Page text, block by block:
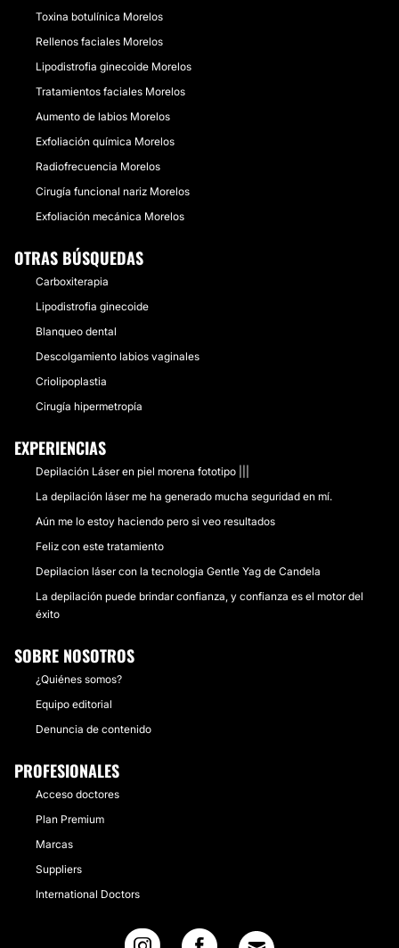
Toxina botulínica Morelos
Rellenos faciales Morelos
Lipodistrofia ginecoide Morelos
Tratamientos faciales Morelos
Aumento de labios Morelos
Exfoliación química Morelos
Radiofrecuencia Morelos
Cirugía funcional nariz Morelos
Exfoliación mecánica Morelos
OTRAS BÚSQUEDAS
Carboxiterapia
Lipodistrofia ginecoide
Blanqueo dental
Descolgamiento labios vaginales
Criolipoplastia
Cirugía hipermetropía
EXPERIENCIAS
Depilación Láser en piel morena fototipo |||
La depilación láser me ha generado mucha seguridad en mí.
Aún me lo estoy haciendo pero si veo resultados
Feliz con este tratamiento
Depilacion láser con la tecnologia Gentle Yag de Candela
La depilación puede brindar confianza, y confianza es el motor del
éxito
SOBRE NOSOTROS
¿Quiénes somos?
Equipo editorial
Denuncia de contenido
PROFESIONALES
Acceso doctores
Plan Premium
Marcas
Suppliers
International Doctors